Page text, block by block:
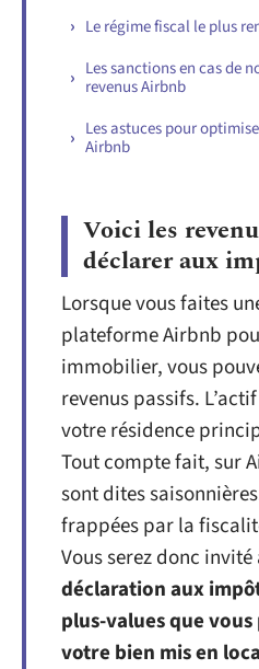
Le régime fiscal le plus
Les sanctions en cas de
revenus Airbnb
Les astuces pour
Airbnb
Voici les
déclarer aux
Lorsque vous faites
plateforme Airbnb
immobilier, vous
revenus passifs.
votre résidence
Tout compte fait, sur
sont dites
frappées par la
Vous serez donc
déclaration aux
plus-values que
votre bien mis en